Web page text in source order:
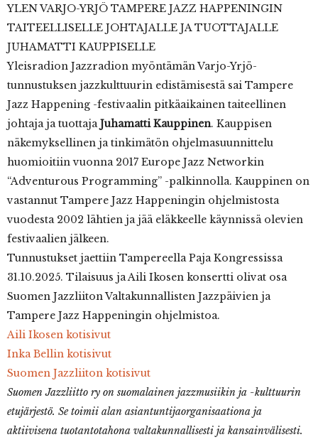
YLEN VARJO-YRJÖ TAMPERE JAZZ HAPPENINGIN
TAITEELLISELLE JOHTAJALLE JA TUOTTAJALLE
JUHAMATTI KAUPPISELLE
Yleisradion Jazzradion myöntämän Varjo-Yrjö-
tunnustuksen jazzkulttuurin edistämisestä sai Tampere
Jazz Happening -festivaalin pitkäaikainen taiteellinen
johtaja ja tuottaja Juhamatti Kauppinen. Kauppisen
näkemyksellinen ja tinkimätön ohjelmasuunnittelu
huomioitiin vuonna 2017 Europe Jazz Networkin
“Adventurous Programming” -palkinnolla. Kauppinen on
vastannut Tampere Jazz Happeningin ohjelmistosta
vuodesta 2002 lähtien ja jää eläkkeelle käynnissä olevien
festivaalien jälkeen.
Tunnustukset jaettiin Tampereella Paja Kongressissa
31.10.2025. Tilaisuus ja Aili Ikosen konsertti olivat osa
Suomen Jazzliiton Valtakunnallisten Jazzpäivien ja
Tampere Jazz Happeningin ohjelmistoa.
Aili Ikosen kotisivut
Inka Bellin kotisivut
Suomen Jazzliiton kotisivut
Suomen Jazzliitto ry on suomalainen jazzmusiikin ja -kulttuurin
etujärjestö. Se toimii alan asiantuntijaorganisaationa ja
aktiivisena tuotantotahona valtakunnallisesti ja kansainvälisesti.